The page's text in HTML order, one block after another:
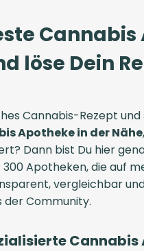
löse Dein
Cannabis-Rezept
Apotheke in der Nähe
Dann bist Du hier
Apotheken, die auf
vergleichbar
der Community.
Cannabis